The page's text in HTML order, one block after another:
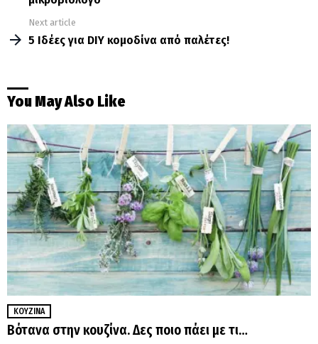
Next article
5 Ιδέες για DIY κομοδίνα από παλέτες!
You May Also Like
ΚΟΥΖΊΝΑ
Βότανα στην κουζίνα. Δες ποιο πάει με τι…